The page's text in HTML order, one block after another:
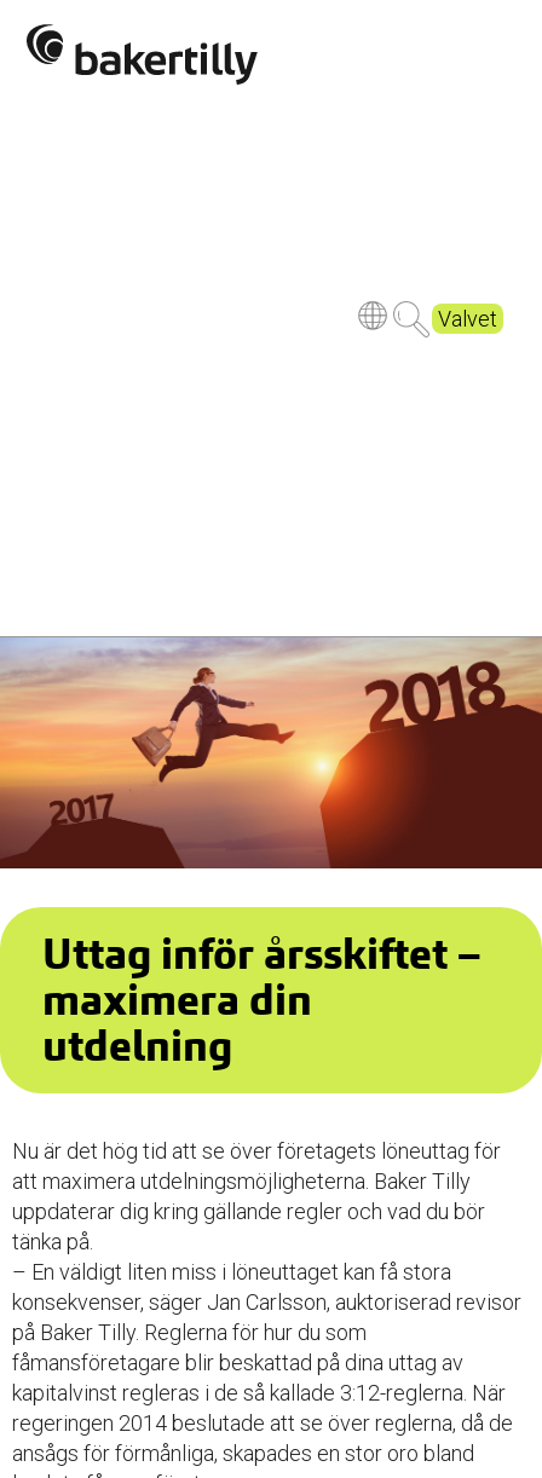
Valvet
Uttag inför årsskiftet –
maximera din
utdelning
Nu är det hög tid att se över företagets löneuttag för
att maximera utdelningsmöjligheterna. Baker Tilly
uppdaterar dig kring gällande regler och vad du bör
tänka på.
– En väldigt liten miss i löneuttaget kan få stora
konsekvenser, säger Jan Carlsson, auktoriserad revisor
på Baker Tilly. Reglerna för hur du som
fåmansföretagare blir beskattad på dina uttag av
kapitalvinst regleras i de så kallade 3:12-reglerna. När
regeringen 2014 beslutade att se över reglerna, då de
ansågs för förmånliga, skapades en stor oro bland